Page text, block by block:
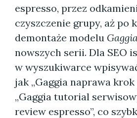
espresso, przez
czyszczenie grupy, aż po
demontaże modelu
nowszych serii. Dla SEO
w wyszukiwarce
jak „Gaggia naprawa krok
„Gaggia tutorial
review espresso”, co